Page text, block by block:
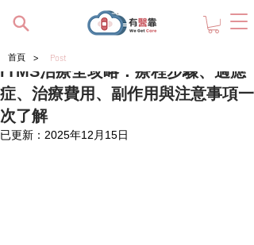
rTMS治療全攻略：療程步驟、適應
症、治療費用、副作用與注意事項一
次了解
已更新： 2025年12月15日
首頁 > Post